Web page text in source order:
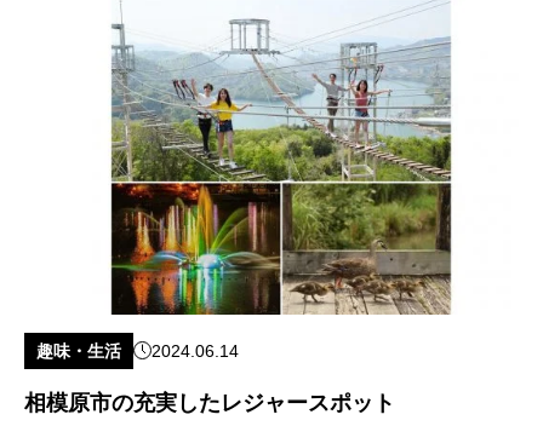
趣味・生活 2024.06.14
相模原市の充実したレジャースポット